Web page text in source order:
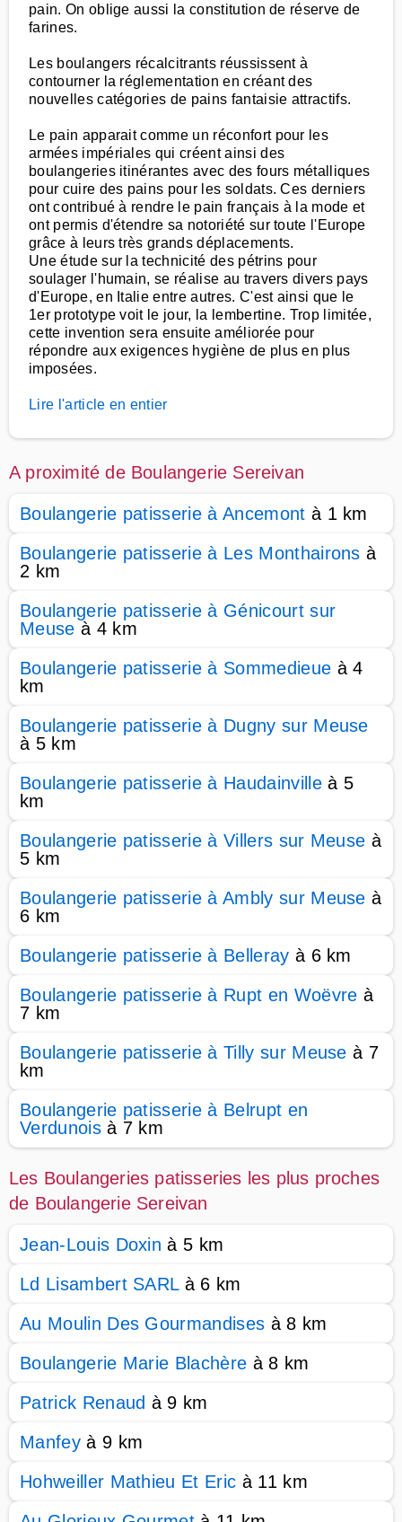
pain. On oblige aussi la constitution de réserve de
farines.
Les boulangers récalcitrants réussissent à
contourner la réglementation en créant des
nouvelles catégories de pains fantaisie attractifs.
Le pain apparait comme un réconfort pour les
armées impériales qui créent ainsi des
boulangeries itinérantes avec des fours métalliques
pour cuire des pains pour les soldats. Ces derniers
ont contribué à rendre le pain français à la mode et
ont permis d'étendre sa notoriété sur toute l'Europe
grâce à leurs très grands déplacements.
Une étude sur la technicité des pétrins pour
soulager l'humain, se réalise au travers divers pays
d'Europe, en Italie entre autres. C'est ainsi que le
1er prototype voit le jour, la lembertine. Trop limitée,
cette invention sera ensuite améliorée pour
répondre aux exigences hygiène de plus en plus
imposées.
Lire l'article en entier
A proximité de Boulangerie Sereivan
Boulangerie patisserie à Ancemont à 1 km
Boulangerie patisserie à Les Monthairons à
2 km
Boulangerie patisserie à Génicourt sur
Meuse à 4 km
Boulangerie patisserie à Sommedieue à 4
km
Boulangerie patisserie à Dugny sur Meuse
à 5 km
Boulangerie patisserie à Haudainvilleà 5
km
Boulangerie patisserie à Villers sur Meuse à
5 km
Boulangerie patisserie à Ambly sur Meuse à
6 km
Boulangerie patisserie à Belleray à 6 km
Boulangerie patisserie à Rupt en Woëvre à
7 km
Boulangerie patisserie à Tilly sur Meuse à 7
km
Boulangerie patisserie à Belrupt en
Verdunoisà 7 km
Les Boulangeries patisseries les plus proches
de Boulangerie Sereivan
Jean-Louis Doxin à 5 km
Ld Lisambert SARLà 6 km
Au Moulin Des Gourmandises à 8 km
Boulangerie Marie Blachère à 8 km
Patrick Renaud à 9 km
Manfeyà 9 km
Hohweiller Mathieu Et Eric à 11 km